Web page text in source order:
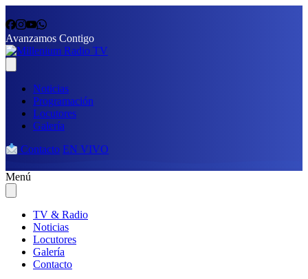
Avanzamos Contigo
Noticias
Programación
Locutores
Galería
Contacto EN VIVO
Menú
TV & Radio
Noticias
Locutores
Galería
Contacto